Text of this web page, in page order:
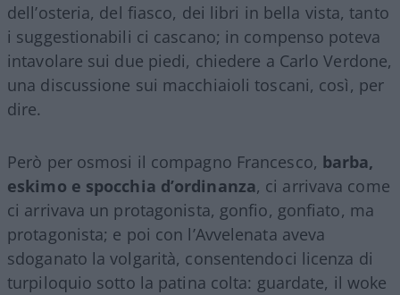
dell’osteria, del fiasco, dei libri in bella vista, tanto
i suggestionabili ci cascano; in compenso poteva
intavolare sui due piedi, chiedere a Carlo Verdone,
una discussione sui macchiaioli toscani, così, per
dire.
Però per osmosi il compagno Francesco, barba,
eskimo e spocchia d’ordinanza, ci arrivava come
ci arrivava un protagonista, gonfio, gonfiato, ma
protagonista; e poi con l’Avvelenata aveva
sdoganato la volgarità, consentendoci licenza di
turpiloquio sotto la patina colta: guardate, il woke